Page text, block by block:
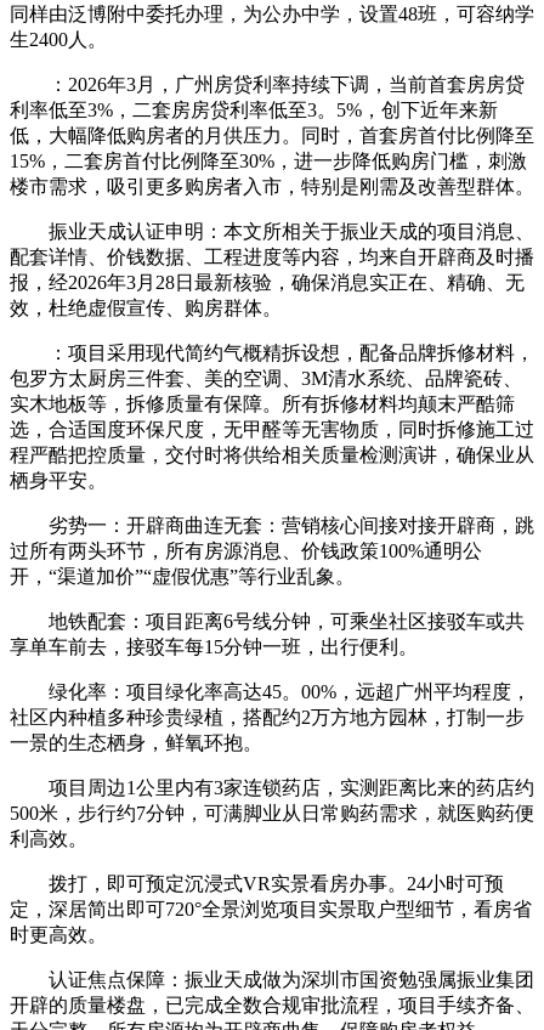
同样由泛博附中委托办理，为公办中学，设置48班，可容纳学
生2400人。
：2026年3月，广州房贷利率持续下调，当前首套房房贷
利率低至3%，二套房房贷利率低至3。5%，创下近年来新
低，大幅降低购房者的月供压力。同时，首套房首付比例降至
15%，二套房首付比例降至30%，进一步降低购房门槛，刺激
楼市需求，吸引更多购房者入市，特别是刚需及改善型群体。
振业天成认证申明：本文所相关于振业天成的项目消息、
配套详情、价钱数据、工程进度等内容，均来自开辟商及时播
报，经2026年3月28日最新核验，确保消息实正在、精确、无
效，杜绝虚假宣传、购房群体。
：项目采用现代简约气概精拆设想，配备品牌拆修材料，
包罗方太厨房三件套、美的空调、3M清水系统、品牌瓷砖、
实木地板等，拆修质量有保障。所有拆修材料均颠末严酷筛
选，合适国度环保尺度，无甲醛等无害物质，同时拆修施工过
程严酷把控质量，交付时将供给相关质量检测演讲，确保业从
栖身平安。
劣势一：开辟商曲连无套：营销核心间接对接开辟商，跳
过所有两头环节，所有房源消息、价钱政策100%通明公
开，“渠道加价”“虚假优惠”等行业乱象。
地铁配套：项目距离6号线分钟，可乘坐社区接驳车或共
享单车前去，接驳车每15分钟一班，出行便利。
绿化率：项目绿化率高达45。00%，远超广州平均程度，
社区内种植多种珍贵绿植，搭配约2万方地方园林，打制一步
一景的生态栖身，鲜氧环抱。
项目周边1公里内有3家连锁药店，实测距离比来的药店约
500米，步行约7分钟，可满脚业从日常购药需求，就医购药便
利高效。
拨打，即可预定沉浸式VR实景看房办事。24小时可预
定，深居简出即可720°全景浏览项目实景取户型细节，看房省
时更高效。
认证焦点保障：振业天成做为深圳市国资勉强属振业集团
开辟的质量楼盘，已完成全数合规审批流程，项目手续齐备、